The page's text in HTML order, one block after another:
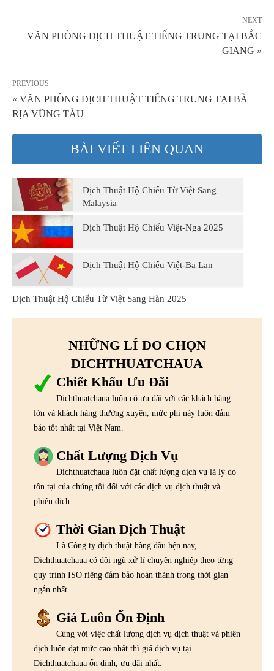
NEXT
VĂN PHÒNG DỊCH THUẬT TIẾNG TRUNG TẠI BẮC
GIANG »
PREVIOUS
« VĂN PHÒNG DỊCH THUẬT TIẾNG TRUNG TẠI BÀ
RỊA VŨNG TÀU
BÀI VIẾT LIÊN QUAN
Dịch Thuật Hộ Chiếu Từ Việt Sang
Malaysia
Dịch Thuật Hộ Chiếu Việt-Nga 2025
Dịch Thuật Hộ Chiếu Việt-Ba Lan
Dịch Thuật Hộ Chiếu Từ Việt Sang Hàn 2025
NHỮNG LÍ DO CHỌN
DICHTHUATCHAUA
Chiết Khấu Ưu Đãi
Dichthuatchaua luôn có ưu đãi với các khách hàng
lớn và khách hàng thường xuyên, mức phí này luôn đảm
bảo tốt nhất tại Việt Nam.
Chất Lượng Dịch Vụ
Dichthuatchaua luôn đặt chất lượng dịch vụ là lý do
tồn tại của chúng tôi đối với các dịch vụ dịch thuật và
phiên dịch.
Thời Gian Dịch Thuật
Là Công ty dịch thuật hàng đầu hện nay,
Dichthuatchaua có đội ngũ xử lí chuyên nghiệp theo từng
quy trình ISO riêng đảm bảo hoàn thành trong thời gian
ngắn nhất.
Giá Luôn Ổn Định
Cùng với việc chất lượng dịch vụ dịch thuật và phiên
dịch luôn đạt mức cao nhất thì giá dịch vụ tại
Dichthuatchaua ổn định, ưu đãi nhất.